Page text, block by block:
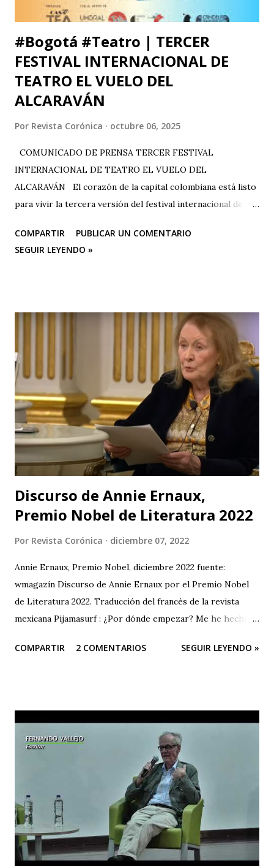
#Bogotá #Teatro | TERCER
FESTIVAL INTERNACIONAL DE
TEATRO EL VUELO DEL
ALCARAVÁN
Por Revista Corónica octubre 06, 2025
COMUNICADO DE PRENSA TERCER FESTIVAL
INTERNACIONAL DE TEATRO EL VUELO DEL
ALCARAVÁN El corazón de la capital colombiana está listo
para vivir la tercera versión del festival internacional de
de octubre del 2025 en el Corredor Cultural Del Centro
Comercial Los Ángeles, dónde actualmente se han
Galponcito De Umbral- Correo De Voz Teatro , Candela
Teatro y CASA TEA -Teatro Estudio Alcaraván- este último,
organizador del festival. Teatro Estudio Alcaraván, las
salas del corredor cultural, los grupos y artistas
participantes les hacen una cordial invitación al público
capitalino y a los espectadores del arte y la cultura en la
ciudad (y fuera de ella) para que asistan a la tercera versión
de este festival internacional de teatro que este año les ...
COMPARTIR
PUBLICAR UN COMENTARIO
SEGUIR LEYENDO »
Discurso de Annie Ernaux,
Premio Nobel de Literatura 2022
Por Revista Corónica diciembre 07, 2022
Annie Ernaux, Premio Nobel, diciembre 2022 fuente:
wmagazín Discurso de Annie Ernaux por el Premio Nobel
de Literatura 2022. Traducción del francés de la revista
mexicana Pijamasurf : ¿Por dónde empezar? Me he hecho
blanco. Como si tuviera que encontrar la frase, la única, que
verdad me está pasando esto a mí?– mi imaginación me
presenta con un miedo creciente, es la misma necesidad la
que me abruma. Encontrar la frase que me dé la libertad y la
firmeza para hablar sin temblar, en este lugar donde me
han invitado esta noche. Esa frase, no necesito buscarla
muy lejos. Surge. En toda su nitidez, su violencia. Lapidaria.
Irrefragable. La escribí hace sesenta años en mi diario
íntimo. "Escribiré para vengar mi raza". Se hacía eco del
grito de Rimb...
COMPARTIR 2 COMENTARIOS SEGUIR LEYENDO »